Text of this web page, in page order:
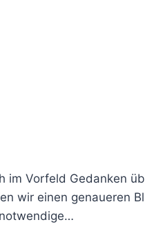
im Vorfeld Gedanken
wir einen genaueren